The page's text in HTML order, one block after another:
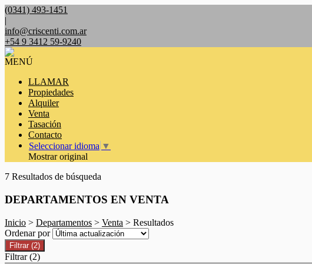
(0341) 493-1451
|
info@criscenti.com.ar
+54 9 3412 59-9240
MENÚ
LLAMAR
Propiedades
Alquiler
Venta
Tasación
Contacto
Seleccionar idioma ▼
Mostrar original
7 Resultados de búsqueda
DEPARTAMENTOS EN VENTA
Inicio > Departamentos > Venta > Resultados
Ordenar por
Filtrar (2)
Filtrar (2)